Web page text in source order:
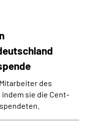
des
sie die Cent-